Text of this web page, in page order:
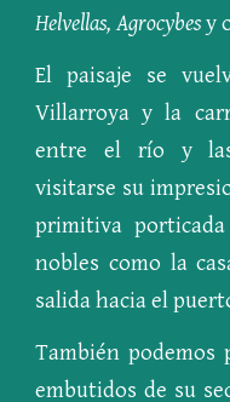
Helvellas, Agrocybesy
El paisaje se
Villarroya y la
entre el río y las
visitarse su
primitiva
nobles como la
salida hacia el
También podemos
embutidos de su